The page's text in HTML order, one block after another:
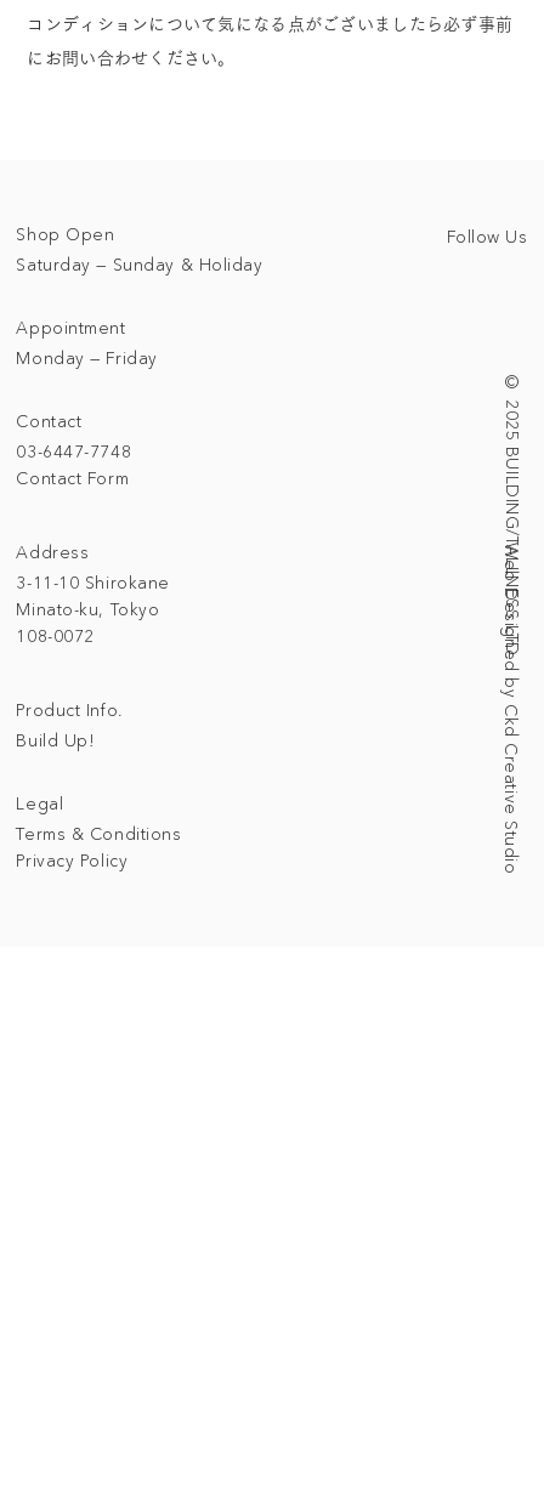
コンディションについて気になる点がございましたら必ず事前
にお問い合わせください。
Address
3-11-10 Shirokane
Minato-ku, Tokyo
108-0072
© 2025 BUILDING/TALLNESS LTD.
Web Designed by Ckd Creative Studio
Contact
03-6447-7748
Contact Form
Shop Open
Saturday — Sunday & Holiday
Appointment
Monday — Friday
Legal
Terms & Conditions
Privacy Policy
Product Info.
Build Up!
Follow Us